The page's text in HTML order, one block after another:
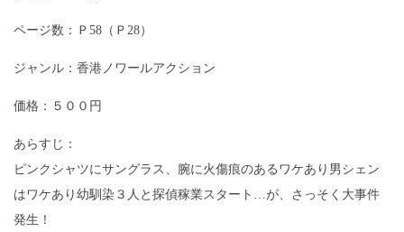
ページ数：Ｐ58（Ｐ28）
ジャンル：香港ノワールアクション
価格：５００円
あらすじ：
ピンクシャツにサングラス、腕に火傷痕のあるワケあり男シェン
はワケあり幼馴染３人と探偵稼業スタート…が、さっそく大事件
発生！